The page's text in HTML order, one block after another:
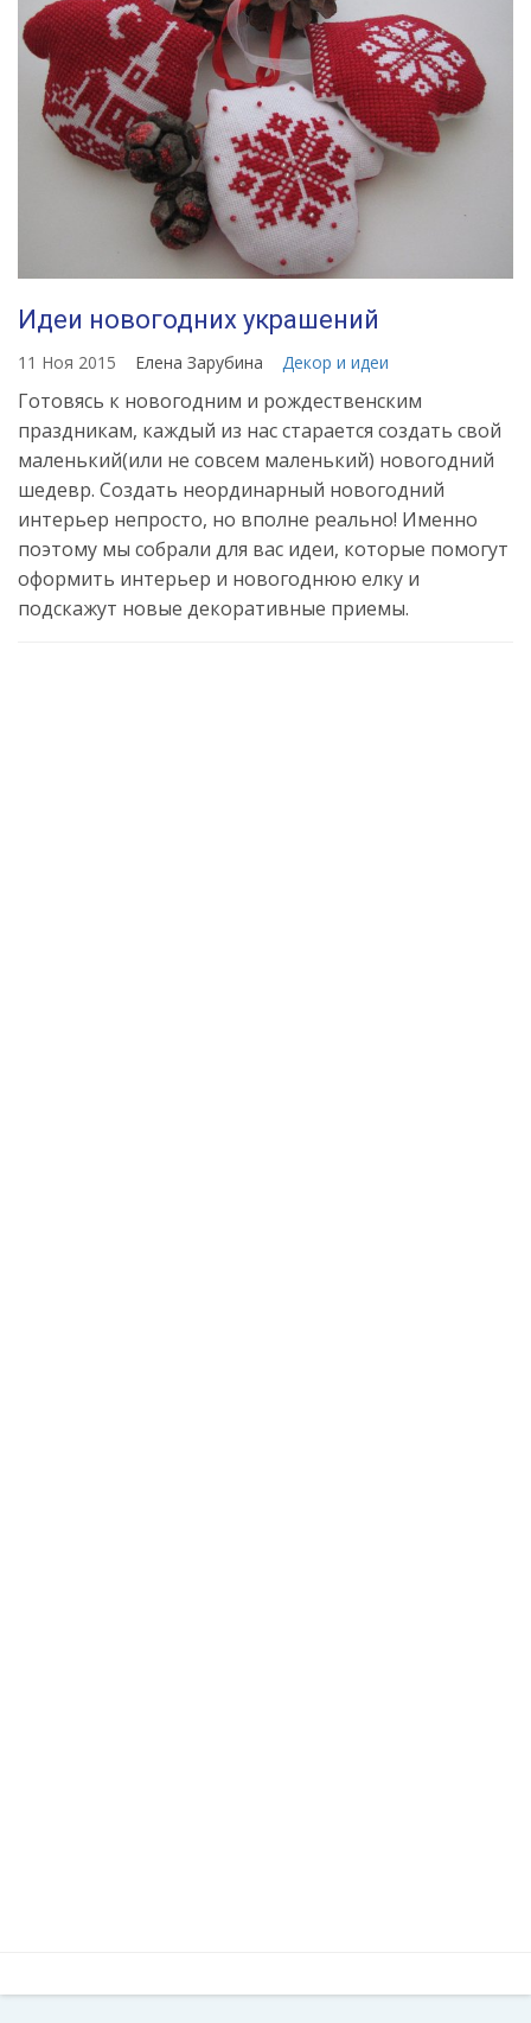
Идеи новогодних украшений
11 Ноя 2015 Елена Зарубина Декор и идеи
Готовясь к новогодним и рождественским
праздникам, каждый из нас старается создать свой
маленький(или не совсем маленький) новогодний
шедевр. Создать неординарный новогодний
интерьер непросто, но вполне реально! Именно
поэтому мы собрали для вас идеи, которые помогут
оформить интерьер и новогоднюю елку и
подскажут новые декоративные приемы.